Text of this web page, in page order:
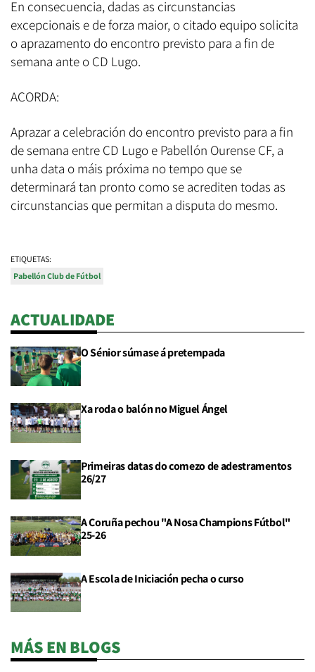
En consecuencia, dadas as circunstancias
excepcionais e de forza maior, o citado equipo solicita
o aprazamento do encontro previsto para a fin de
semana ante o CD Lugo.
ACORDA:
Aprazar a celebración do encontro previsto para a fin
de semana entre CD Lugo e Pabellón Ourense CF, a
unha data o máis próxima no tempo que se
determinará tan pronto como se acrediten todas as
circunstancias que permitan a disputa do mesmo.
ETIQUETAS:
Pabellón Club de Fútbol
ACTUALIDADE
O Sénior súmase á pretempada
Xa roda o balón no Miguel Ángel
Primeiras datas do comezo de adestramentos
26/27
A Coruña pechou "A Nosa Champions Fútbol"
25-26
A Escola de Iniciación pecha o curso
MÁS EN BLOGS